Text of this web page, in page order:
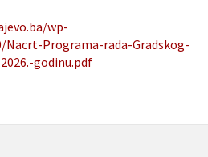
wp-
Programa-rada-Gradskog-
godinu.pdf